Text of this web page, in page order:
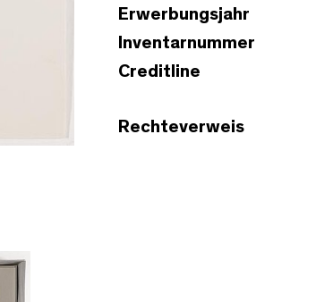
Erwerbungsjahr
Inventarnummer
Creditline
Rechteverweis